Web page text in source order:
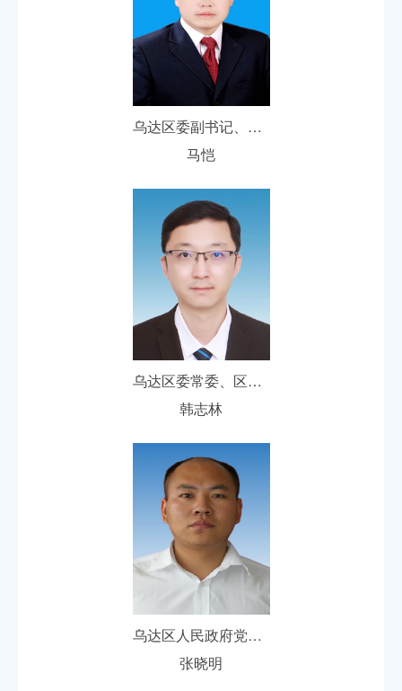
乌达区委副书记、区人民政府党组书记、代区长
马恺
乌达区委常委、区人民政府党组副书记、副区长
韩志林
乌达区人民政府党组成员、副区长
张晓明